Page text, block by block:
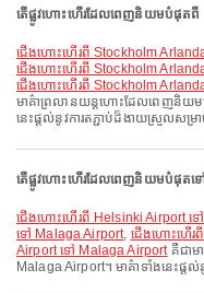
តើផ្លូវហោះហើរដែលពេញនិយមបំផុតពី
ជើងហោះហើរពី Stockholm
ជើងហោះហើរពី Stockholm
ជើងហោះហើរពី Stockholm
មាគ៌ាព្រលានយន្តហោះដែលពេញនិយ
នេះផ្តល់នូវការតភ្ជាប់ដ៏ងាយស្រួលសម្រា
តើផ្លូវហោះហើរដែលពេញនិយមបំផុតទ
ជើងហោះហើរពី Helsinki Airport
ទៅ Malaga Airport, ជើងហោះហើរ
Airport ទៅ Malaga Airportគឺជាម
Malaga Airport។ មាគ៌ាទាំងនេះផ្ត